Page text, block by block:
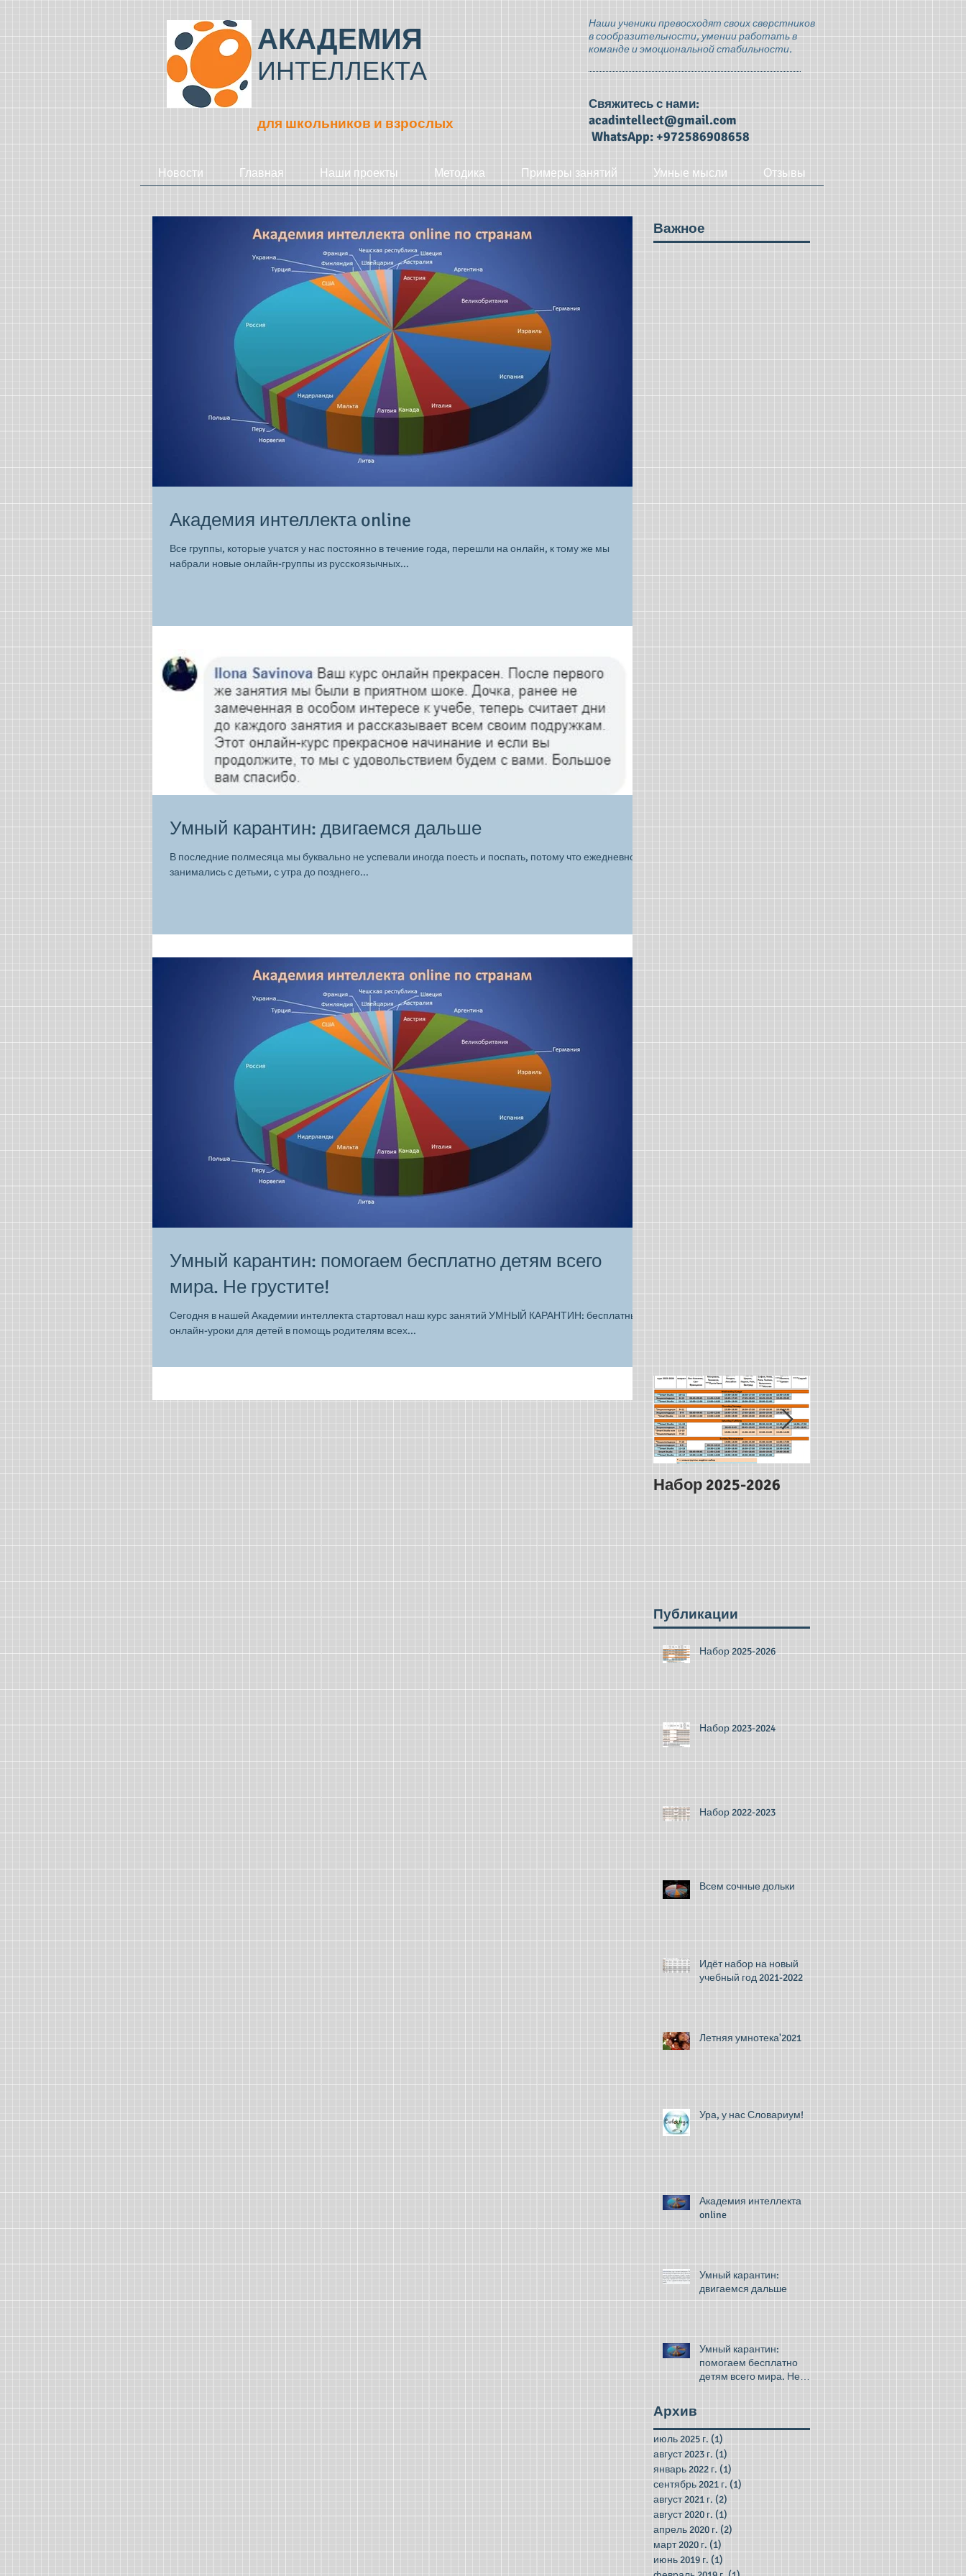
АКАДЕМИЯ
ИНТЕЛЛЕКТА
для школьников и взрослых
Наши ученики превосходят своих сверстников
в сообразительности, умении работать в
команде и эмоциональной стабильности.
Свяжитесь с нами:
acadintellect@gmail.com
WhatsApp: +972586908658
Новости Главная Наши проекты Методика Примеры занятий Умные мысли Отзывы
Академия интеллекта online
Все группы, которые учатся у нас постоянно в течение года, перешли на онлайн, к тому же мы
набрали новые онлайн-группы из русскоязычных...
Умный карантин: двигаемся дальше
В последние полмесяца мы буквально не успевали иногда поесть и поспать, потому что ежедневно
занимались с детьми, с утра до позднего...
Умный карантин: помогаем бесплатно детям всего
мира. Не грустите!
Сегодня в нашей Академии интеллекта стартовал наш курс занятий УМНЫЙ КАРАНТИН: бесплатные
онлайн-уроки для детей в помощь родителям всех...
Важное
Набор 2025-2026
Публикации
Набор 2025-2026
Набор 2023-2024
Набор 2022-2023
Всем сочные дольки
Идёт набор на новый
учебный год 2021-2022
Летняя умнотека'2021
Ура, у нас Словариум!
Академия интеллекта
online
Умный карантин:
двигаемся дальше
Умный карантин:
помогаем бесплатно
детям всего мира. Не
Архив
июль 2025 г. (1)
август 2023 г. (1)
январь 2022 г. (1)
сентябрь 2021 г. (1)
август 2021 г. (2)
август 2020 г.(1)1 пост
апрель 2020 г. (2)
март 2020 г. (1)
июнь 2019 г. (1)